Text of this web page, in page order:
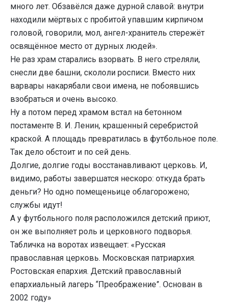
много лет. Обзавёлся даже дурной славой: внутри
находили мёртвых с пробитой упавшим кирпичом
головой, говорили, мол, ангел-хранитель стережёт
освящённое место от дурных людей».
Не раз храм старались взорвать. В него стреляли,
снесли две башни, скололи росписи. Вместо них
варвары накарябали свои имена, не побоявшись
взобраться и очень высоко.
Ну а потом перед храмом встал на бетонном
постаменте В. И. Ленин, крашенный серебристой
краской. А площадь превратилась в футбольное поле.
Так дело обстоит и по сей день.
Долгие, долгие годы восстанавливают церковь. И,
видимо, работы завершатся нескоро: откуда брать
деньги? Но одно помещеньице облагорожено;
службы идут!
А у футбольного поля расположился детский приют,
он же выполняет роль и церковного подворья.
Табличка на воротах извещает: «Русская
православная церковь. Московская патриархия.
Ростовская епархия. Детский православный
епархиальный лагерь “Преображение”. Основан в
2002 году»